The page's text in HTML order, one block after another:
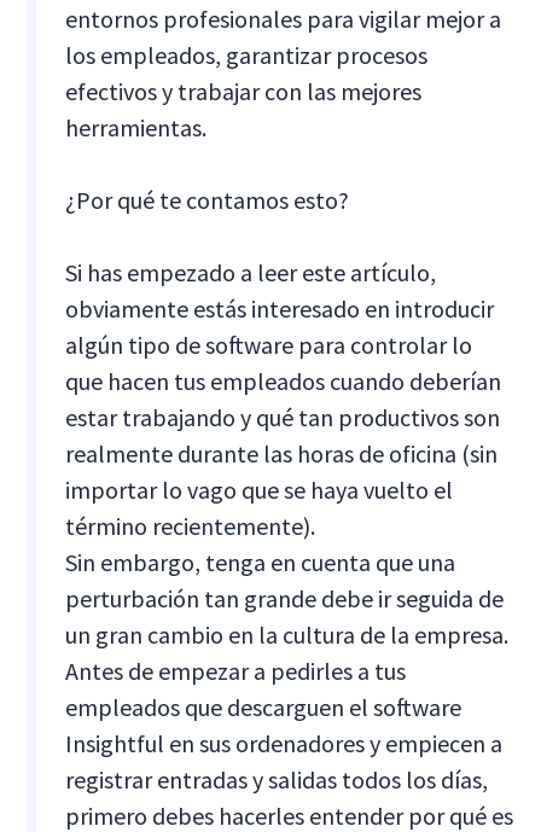
entornos profesionales para vigilar mejor a
los empleados, garantizar procesos
efectivos y trabajar con las mejores
herramientas.
¿Por qué te contamos esto?
Si has empezado a leer este artículo,
obviamente estás interesado en introducir
algún tipo de software para controlar lo
que hacen tus empleados cuando deberían
estar trabajando y qué tan productivos son
realmente durante las horas de oficina (sin
importar lo vago que se haya vuelto el
término recientemente).
Sin embargo, tenga en cuenta que una
perturbación tan grande debe ir seguida de
un gran cambio en la cultura de la empresa.
Antes de empezar a pedirles a tus
empleados que descarguen el software
Insightful en sus ordenadores y empiecen a
registrar entradas y salidas todos los días,
primero debes hacerles entender por qué es